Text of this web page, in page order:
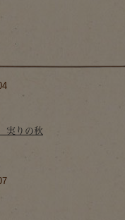
実りの秋